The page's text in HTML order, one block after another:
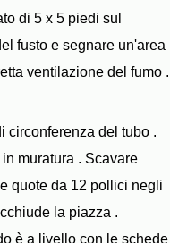
di 5 x 5 piedi sul
fusto e segnare un'area
ventilazione del fumo .
circonferenza del tubo .
muratura . Scavare
quote da 12 pollici negli
la piazza .
è a livello con le schede